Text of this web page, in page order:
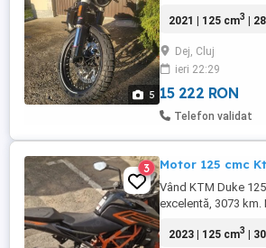
5
2865,unic
2021 | 125 cm3 |
Dej, Cluj
ieri 22:29
15 222 RON
Telefon validat
3 Motor 125 cmc
Vând KTM Duke
excelentă, 3073
Fără daune, lovituri!
2023 | 125 cm3 |